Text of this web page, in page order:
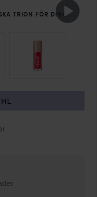
TRION FÖR DINA
lades 5 månader